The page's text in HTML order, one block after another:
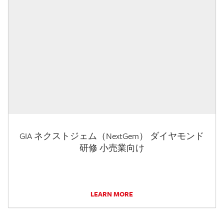
GIA ネクストジェム（NextGem） ダイヤモンド
研修 小売業向け
LEARN MORE